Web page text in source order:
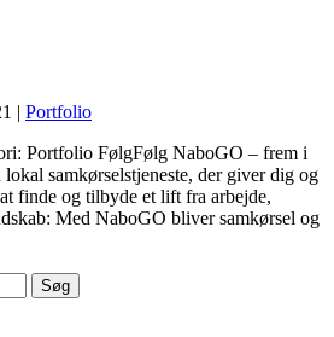
| Portfolio
Portfolio FølgFølg NaboGO – frem i
samkørselstjeneste, der giver dig og
finde og tilbyde et lift fra arbejde,
Med NaboGO bliver samkørsel og